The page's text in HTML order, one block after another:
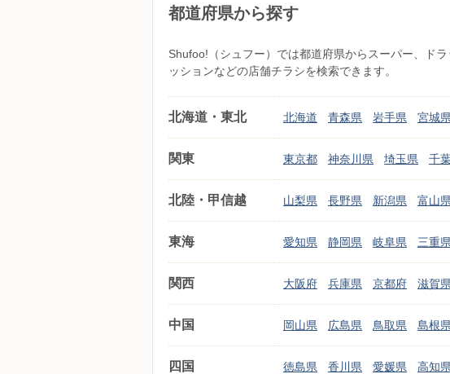
都道府県から探す
Shufoo!（シュフー）では都道府県からスーパー、ド
ッションなどの店舗チラシを検索できます。
北海道・東北 北海道 青森県 岩手県 宮城県
関東 東京都 神奈川県 埼玉県 千
北陸・甲信越 山梨県 長野県 新潟県 富山県
東海 愛知県 静岡県 岐阜県 三重県
関西 大阪府 兵庫県 京都府 滋賀県
中国 岡山県 広島県 鳥取県 島根県
四国 徳島県 香川県 愛媛県 高知県